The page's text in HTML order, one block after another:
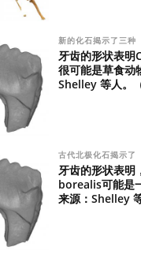
新的化石揭示了三种
牙齿的形状表
很可能是草食动
Shelley 等人。
古代北极化石揭示了
牙齿的形状表
borealis可能是
来源：Shelley